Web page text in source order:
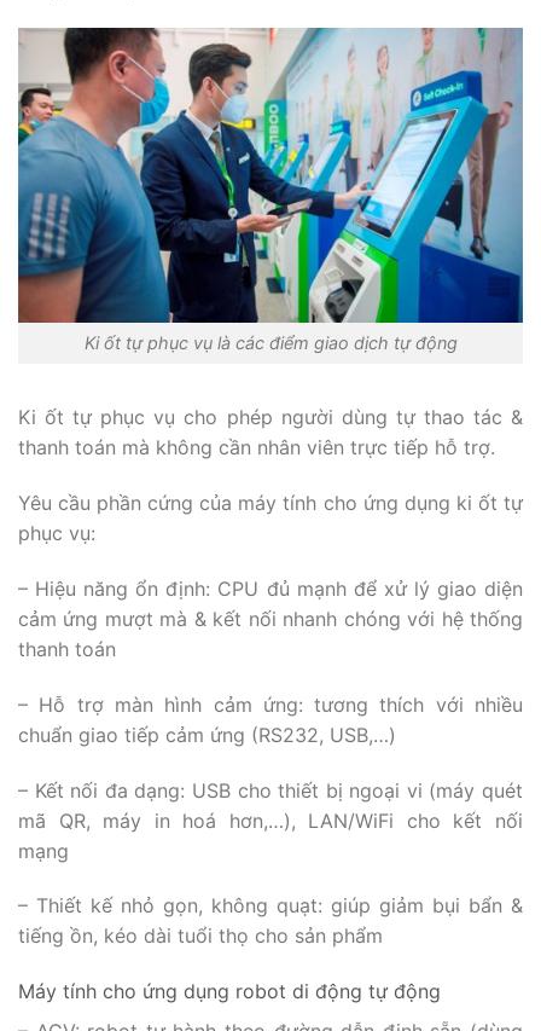
Ki ốt tự phục vụ là các điểm giao dịch tự động
Ki ốt tự phục vụ cho phép người dùng tự thao tác &
thanh toán mà không cần nhân viên trực tiếp hỗ trợ.
Yêu cầu phần cứng của máy tính cho ứng dụng ki ốt tự
phục vụ:
– Hiệu năng ổn định: CPU đủ mạnh để xử lý giao diện
cảm ứng mượt mà & kết nối nhanh chóng với hệ thống
thanh toán
– Hỗ trợ màn hình cảm ứng: tương thích với nhiều
chuẩn giao tiếp cảm ứng (RS232, USB,…)
– Kết nối đa dạng: USB cho thiết bị ngoại vi (máy quét
mã QR, máy in hoá hơn,…), LAN/WiFi cho kết nối
mạng
– Thiết kế nhỏ gọn, không quạt: giúp giảm bụi bẩn &
tiếng ồn, kéo dài tuổi thọ cho sản phẩm
Máy tính cho ứng dụng robot di động tự động